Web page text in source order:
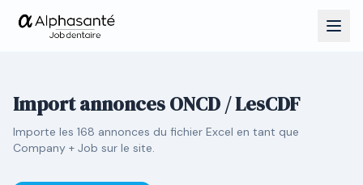
Import annonces ONCD / LesCDF
Importe les 168 annonces du fichier Excel en tant que
Company + Job sur le site.